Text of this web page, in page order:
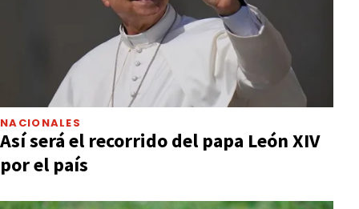
NACIONALES
Así será el recorrido del papa León XIV
por el país